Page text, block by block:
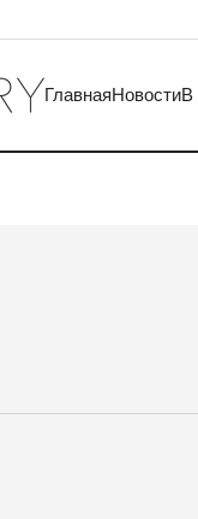
ГлавнаяНовостиВ